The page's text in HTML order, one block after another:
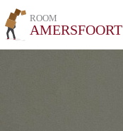
ROOM
AMERSFOORT